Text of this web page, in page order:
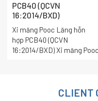
PCB40 (QCVN
16:2014/BXD)
Xi măng Pooc Lăng hỗn
hợp PCB40 (QCVN
16:2014/BXD) Xi măng Pooc
nghiệp, các công trình…
CLIENT